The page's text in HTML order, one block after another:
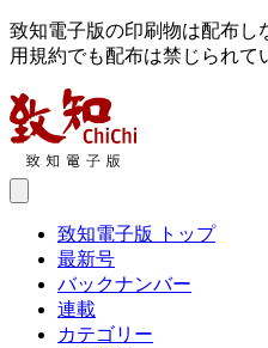
致知電子版の印刷物は配布し
用規約でも配布は禁じられて
致知電子版 トップ
最新号
バックナンバー
連載
カテゴリー